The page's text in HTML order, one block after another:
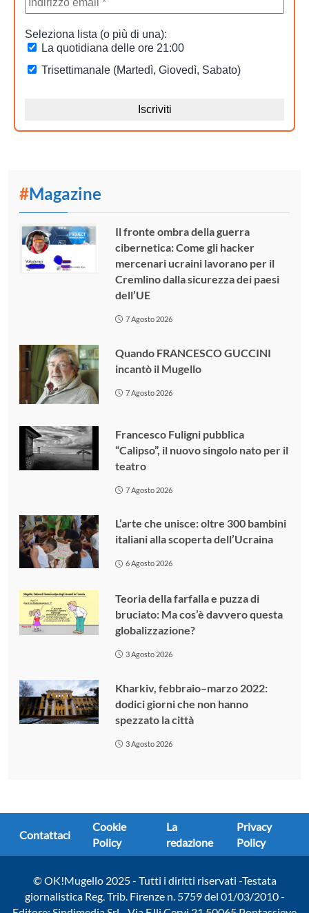
#Magazine
Il fronte ombra della guerra
cibernetica: Come gli hacker
mercenari ucraini lavorano per il
Cremlino dalla sicurezza dei paesi
dell’UE
7 Agosto 2026
Quando FRANCESCO GUCCINI
incantò il Mugello
7 Agosto 2026
Francesco Fuligni pubblica
“Calipso”, il nuovo singolo nato per il
teatro
7 Agosto 2026
L’arte che unisce: oltre 300 bambini
italiani alla scoperta dell’Ucraina
6 Agosto 2026
Teoria della farfalla e puzza di
bruciato: Ma cos’è davvero questa
globalizzazione?
3 Agosto 2026
Kharkiv, febbraio–marzo 2022:
dodici giorni che non hanno
spezzato la città
3 Agosto 2026
Contattaci
Cookie
Policy
La
redazione
Privacy
Policy
© OK!Mugello 2025 - Tutti i diritti riservati -Testata
giornalistica Reg. Trib. Firenze n. 5759 del 01/03/2010 -